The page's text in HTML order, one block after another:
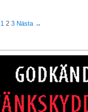
1 2 3 Nästa →